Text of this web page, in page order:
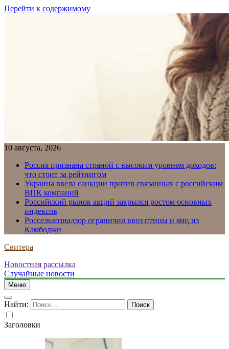
Перейти к содержимому
10 августа, 2026
Россия признана страной с высоким уровнем доходов:
что стоит за рейтингом
Украина ввела санкции против связанных с российским
ВПК компаний
Российский рынок акций закрылся ростом основных
индексов
Россельхознадзор ограничил ввоз птицы и яиц из
Камбоджи
Свитера
Новостная рассылка
Случайные новости
Меню
Найти:
Заголовки